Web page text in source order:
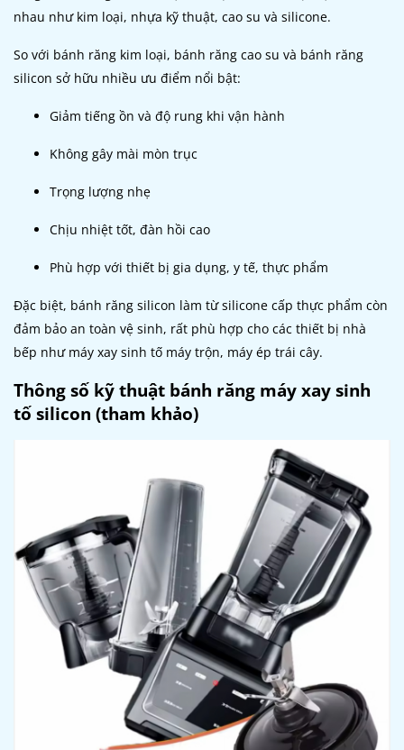
nhau như kim loại, nhựa kỹ thuật, cao su và silicone.
So với bánh răng kim loại, bánh răng cao su và bánh răng
silicon sở hữu nhiều ưu điểm nổi bật:
Giảm tiếng ồn và độ rung khi vận hành
Không gây mài mòn trục
Trọng lượng nhẹ
Chịu nhiệt tốt, đàn hồi cao
Phù hợp với thiết bị gia dụng, y tế, thực phẩm
Đặc biệt, bánh răng silicon làm từ silicone cấp thực phẩm còn
đảm bảo an toàn vệ sinh, rất phù hợp cho các thiết bị nhà
bếp như máy xay sinh tố máy trộn, máy ép trái cây.
Thông số kỹ thuật bánh răng máy xay sinh
tố silicon (tham khảo)